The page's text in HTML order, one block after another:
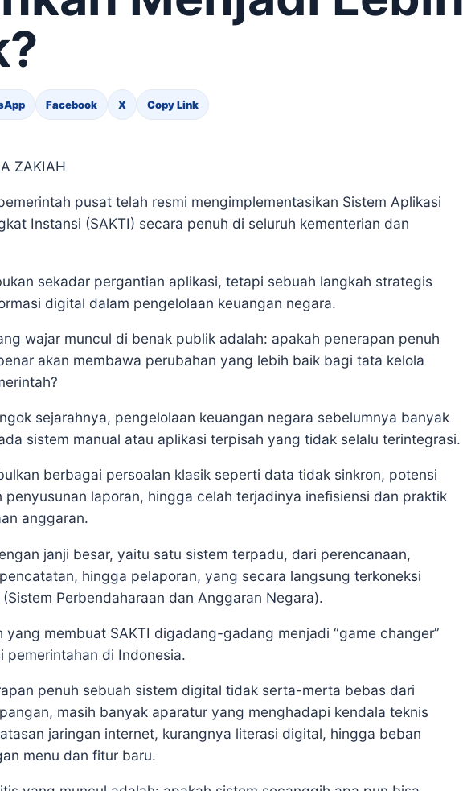
Facebook X Copy Link
ZAKIAH
pusat telah resmi mengimplementasikan Sistem Aplikasi
Instansi (SAKTI) secara penuh di seluruh kementerian dan
sekadar pergantian aplikasi, tetapi sebuah langkah strategis
digital dalam pengelolaan keuangan negara.
wajar muncul di benak publik adalah: apakah penerapan penuh
akan membawa perubahan yang lebih baik bagi tata kelola
sejarahnya, pengelolaan keuangan negara sebelumnya banyak
sistem manual atau aplikasi terpisah yang tidak selalu terintegrasi.
berbagai persoalan klasik seperti data tidak sinkron, potensi
penyusunan laporan, hingga celah terjadinya inefisiensi dan praktik
anggaran.
janji besar, yaitu satu sistem terpadu, dari perencanaan,
hingga pelaporan, yang secara langsung terkoneksi
(Sistem Perbendaharaan dan Anggaran Negara).
yang membuat SAKTI digadang-gadang menjadi “game changer”
pemerintahan di Indonesia.
penuh sebuah sistem digital tidak serta-merta bebas dari
masih banyak aparatur yang menghadapi kendala teknis
jaringan internet, kurangnya literasi digital, hingga beban
menu dan fitur baru.